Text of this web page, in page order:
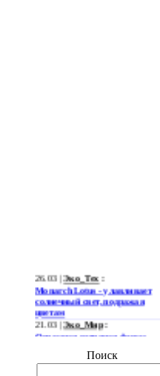
Monarch Lotus - улавливает
солнечный свет, подражая
цветам
21.03 |Эко_Мир
Огромная ветряная ферма
позволит Южной Корее
отказаться от импорта энергии
19.03 |Эко_Мир:
Поиск